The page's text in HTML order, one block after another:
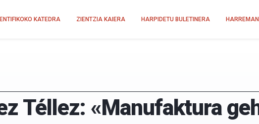
KATEDRA ZIENTZIA KAIERA HARPIDETU BULETINERA
Téllez: «Manufaktura